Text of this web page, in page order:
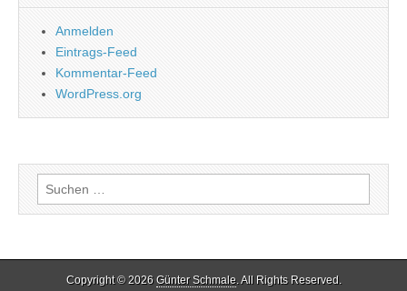
Anmelden
Eintrags-Feed
Kommentar-Feed
WordPress.org
Suchen
nach:
Copyright © 2026 Günter Schmale. All Rights Reserved.